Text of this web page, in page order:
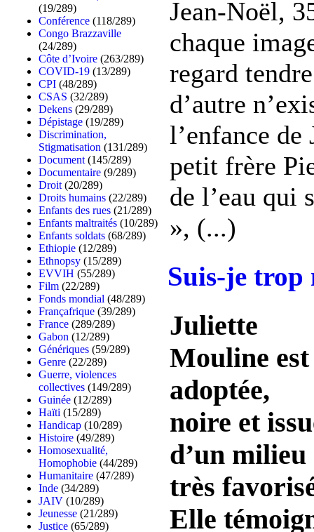
(19/289)
Conférence (118/289)
Congo Brazzaville
(24/289)
Côte d’Ivoire (263/289)
COVID-19 (13/289)
CPI (48/289)
CSAS (32/289)
Dekens (29/289)
Dépistage (19/289)
Discrimination,
Stigmatisation (131/289)
Document (145/289)
Documentaire (9/289)
Droit (20/289)
Droits humains (22/289)
Enfants des rues (21/289)
Enfants maltraités (10/289)
Enfants soldats (68/289)
Ethiopie (12/289)
Ethnopsy (15/289)
EVVIH (55/289)
Film (22/289)
Fonds mondial (48/289)
Françafrique (39/289)
France (289/289)
Gabon (12/289)
Génériques (59/289)
Genre (22/289)
Guerre, violences
collectives (149/289)
Guinée (12/289)
Haïti (15/289)
Handicap (10/289)
Histoire (49/289)
Homosexualité,
Homophobie (44/289)
Humanitaire (47/289)
Inde (34/289)
JAIV (10/289)
Jeunesse (21/289)
Justice (65/289)
Jean-Noël,
chaque
regard
d’autre
l’enfance de
petit frère
de l’eau qui
», (...)
Suis-je trop
Juliette
Mouline est
adoptée,
noire et
d’un milieu
très
Elle